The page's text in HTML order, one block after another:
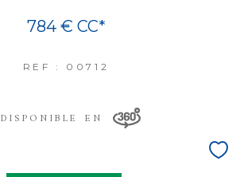
784 € CC*
REF : 00712
DISPONIBLE EN